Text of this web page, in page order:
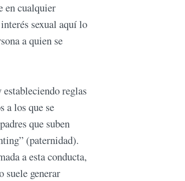
en cualquier
sexual aquí lo
a quien se
estableciendo reglas
a los que se
que suben
(paternidad).
a esta conducta,
suele generar